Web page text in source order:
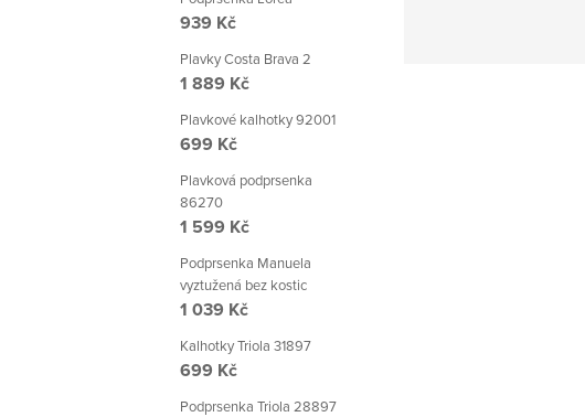
939 Kč
Plavky Costa Brava 2
1 889 Kč
Plavkové kalhotky 92001
699 Kč
Plavková podprsenka
86270
1 599 Kč
Podprsenka Manuela
vyztužená bez kostic
1 039 Kč
Kalhotky Triola 31897
699 Kč
Podprsenka Triola 28897